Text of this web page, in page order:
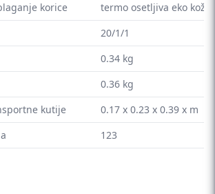
korice
termo osetljiva eko koža
20/1/1
0.34 kg
0.36 kg
kutije
0.17 x 0.23 x 0.39 x m
123